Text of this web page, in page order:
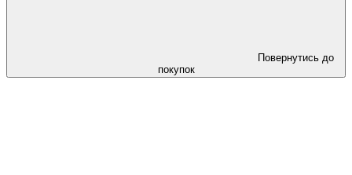
Повернутись до
покупок